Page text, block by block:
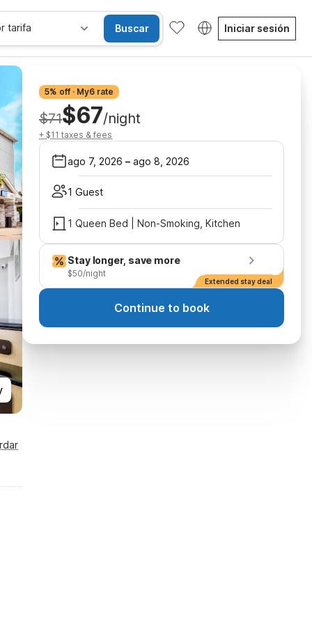
tarifa Buscar Iniciar sesión
5% off · My6 rate
$71$67/night
+ $11 taxes & fees
ago 7, 2026 – ago 8, 2026
1 Guest
1 Queen Bed | Non-Smoking, Kitchen
Stay longer, save more
$50/night
Extended stay deal
Continue to book